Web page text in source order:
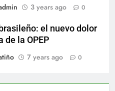
3 years ago 0
el nuevo dolor
de la OPEP
7 years ago 0